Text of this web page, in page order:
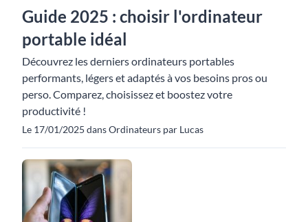
Guide 2025 : choisir l'ordinateur
portable idéal
Découvrez les derniers ordinateurs portables
performants, légers et adaptés à vos besoins pros ou
perso. Comparez, choisissez et boostez votre
productivité !
Le 17/01/2025 dans Ordinateurs par Lucas